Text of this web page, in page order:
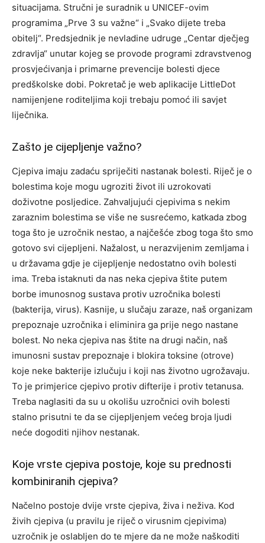
situacijama. Stručni je suradnik u UNICEF-ovim
programima „Prve 3 su važne“ i „Svako dijete treba
obitelj“. Predsjednik je nevladine udruge „Centar dječjeg
zdravlja“ unutar kojeg se provode programi zdravstvenog
prosvjećivanja i primarne prevencije bolesti djece
predškolske dobi. Pokretač je web aplikacije LittleDot
namijenjene roditeljima koji trebaju pomoć ili savjet
liječnika.
Zašto je cijepljenje važno?
Cjepiva imaju zadaću spriječiti nastanak bolesti. Riječ je o
bolestima koje mogu ugroziti život ili uzrokovati
doživotne posljedice. Zahvaljujući cjepivima s nekim
zaraznim bolestima se više ne susrećemo, katkada zbog
toga što je uzročnik nestao, a najčešće zbog toga što smo
gotovo svi cijepljeni. Nažalost, u nerazvijenim zemljama i
u državama gdje je cijepljenje nedostatno ovih bolesti
ima. Treba istaknuti da nas neka cjepiva štite putem
borbe imunosnog sustava protiv uzročnika bolesti
(bakterija, virus). Kasnije, u slučaju zaraze, naš organizam
prepoznaje uzročnika i eliminira ga prije nego nastane
bolest. No neka cjepiva nas štite na drugi način, naš
imunosni sustav prepoznaje i blokira toksine (otrove)
koje neke bakterije izlučuju i koji nas životno ugrožavaju.
To je primjerice cjepivo protiv difterije i protiv tetanusa.
Treba naglasiti da su u okolišu uzročnici ovih bolesti
stalno prisutni te da se cijepljenjem većeg broja ljudi
neće dogoditi njihov nestanak.
Koje vrste cjepiva postoje, koje su prednosti
kombiniranih cjepiva?
Načelno postoje dvije vrste cjepiva, živa i neživa. Kod
živih cjepiva (u pravilu je riječ o virusnim cjepivima)
uzročnik je oslabljen do te mjere da ne može naškoditi